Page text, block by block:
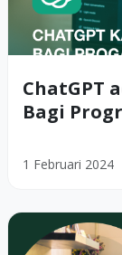
ChatGPT
Bagi
1 Februari 2024